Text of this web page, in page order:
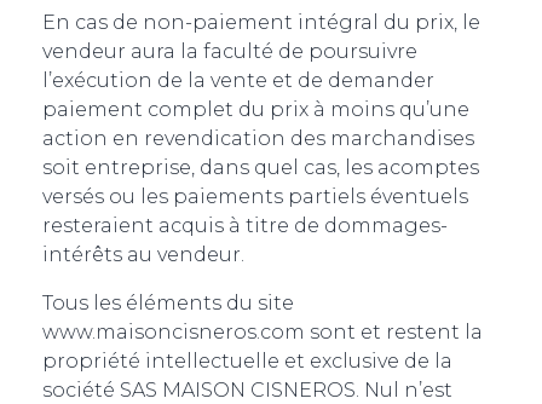
En cas de non-paiement intégral du prix, le
vendeur aura la faculté de poursuivre
l’exécution de la vente et de demander
paiement complet du prix à moins qu’une
action en revendication des marchandises
soit entreprise, dans quel cas, les acomptes
versés ou les paiements partiels éventuels
resteraient acquis à titre de dommages-
intérêts au vendeur.
Tous les éléments du site
www.maisoncisneros.com sont et restent la
propriété intellectuelle et exclusive de la
société SAS MAISON CISNEROS. Nul n’est